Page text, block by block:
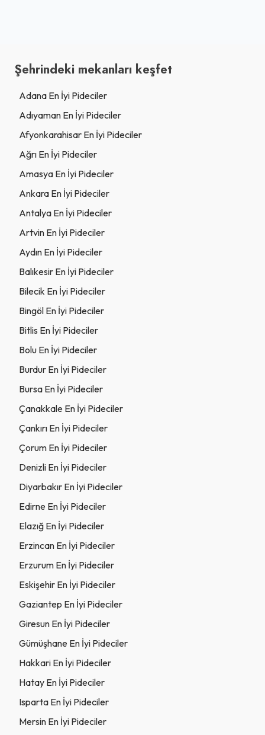
Şehrindeki mekanları keşfet
Adana En İyi Pideciler
Adıyaman En İyi Pideciler
Afyonkarahisar En İyi Pideciler
Ağrı En İyi Pideciler
Amasya En İyi Pideciler
Ankara En İyi Pideciler
Antalya En İyi Pideciler
Artvin En İyi Pideciler
Aydın En İyi Pideciler
Balıkesir En İyi Pideciler
Bilecik En İyi Pideciler
Bingöl En İyi Pideciler
Bitlis En İyi Pideciler
Bolu En İyi Pideciler
Burdur En İyi Pideciler
Bursa En İyi Pideciler
Çanakkale En İyi Pideciler
Çankırı En İyi Pideciler
Çorum En İyi Pideciler
Denizli En İyi Pideciler
Diyarbakır En İyi Pideciler
Edirne En İyi Pideciler
Elazığ En İyi Pideciler
Erzincan En İyi Pideciler
Erzurum En İyi Pideciler
Eskişehir En İyi Pideciler
Gaziantep En İyi Pideciler
Giresun En İyi Pideciler
Gümüşhane En İyi Pideciler
Hakkari En İyi Pideciler
Hatay En İyi Pideciler
Isparta En İyi Pideciler
Mersin En İyi Pideciler